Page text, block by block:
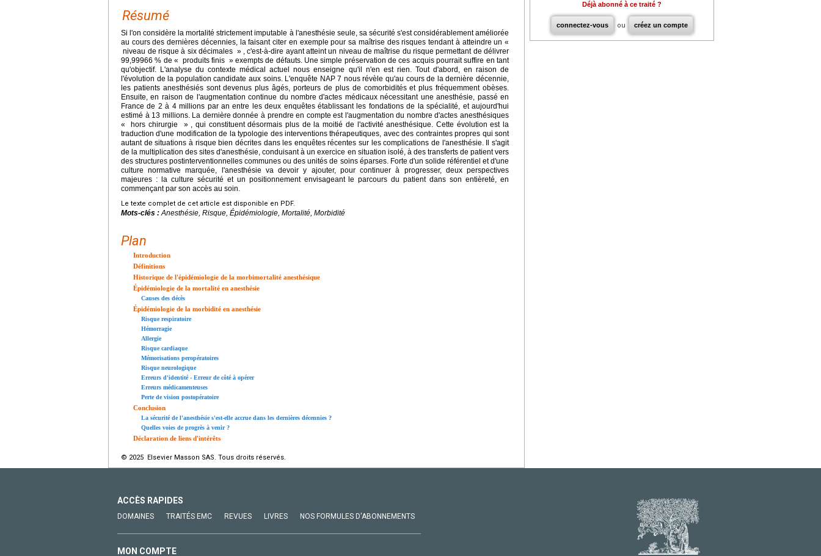
Résumé
Si l'on considère la mortalité strictement imputable à l'anesthésie seule, sa sécurité s'est considérablement améliorée
au cours des dernières décennies, la faisant citer en exemple pour sa maîtrise des risques tendant à atteindre un «
niveau de risque à six décimales » , c'est-à-dire ayant atteint un niveau de maîtrise du risque permettant de délivrer
99,99966 % de « produits finis » exempts de défauts. Une simple préservation de ces acquis pourrait suffire en tant
qu'objectif. L'analyse du contexte médical actuel nous enseigne qu'il n'en est rien. Tout d'abord, en raison de
l'évolution de la population candidate aux soins. L'enquête NAP 7 nous révèle qu'au cours de la dernière décennie,
les patients anesthésiés sont devenus plus âgés, porteurs de plus de comorbidités et plus fréquemment obèses.
Ensuite, en raison de l'augmentation continue du nombre d'actes médicaux nécessitant une anesthésie, passé en
France de 2 à 4 millions par an entre les deux enquêtes établissant les fondations de la spécialité, et aujourd'hui
estimé à 13 millions. La dernière donnée à prendre en compte est l'augmentation du nombre d'actes anesthésiques
« hors chirurgie » , qui constituent désormais plus de la moitié de l'activité anesthésique. Cette évolution est la
traduction d'une modification de la typologie des interventions thérapeutiques, avec des contraintes propres qui sont
autant de situations à risque bien décrites dans les enquêtes récentes sur les complications de l'anesthésie. Il s'agit
de la multiplication des sites d'anesthésie, conduisant à un exercice en situation isolé, à des transferts de patient vers
des structures postinterventionnelles communes ou des unités de soins éparses. Forte d'un solide référentiel et d'une
culture normative marquée, l'anesthésie va devoir y ajouter, pour continuer à progresser, deux perspectives
majeures : la culture sécurité et un positionnement envisageant le parcours du patient dans son entièreté, en
commençant par son accès au soin.
Le texte complet de cet article est disponible en PDF.
Mots-clés : Anesthésie, Risque, Épidémiologie, Mortalité, Morbidité
Plan
Introduction
Définitions
Historique de l'épidémiologie de la morbimortalité anesthésique
Épidémiologie de la mortalité en anesthésie
Causes des décès
Épidémiologie de la morbidité en anesthésie
Risque respiratoire
Hémorragie
Allergie
Risque cardiaque
Mémorisations peropératoires
Risque neurologique
Erreurs d'identité - Erreur de côté à opérer
Erreurs médicamenteuses
Perte de vision postopératoire
Conclusion
La sécurité de l'anesthésie s'est-elle accrue dans les dernières décennies ?
Quelles voies de progrès à venir ?
Déclaration de liens d'intérêts
© 2025 Elsevier Masson SAS. Tous droits réservés.
Déjà abonné à ce traité ?
connectez-vous ou créez un compte
ACCÈS RAPIDES
DOMAINES TRAITÉS EMC REVUES LIVRES NOS FORMULES D'ABONNEMENTS
MON COMPTE